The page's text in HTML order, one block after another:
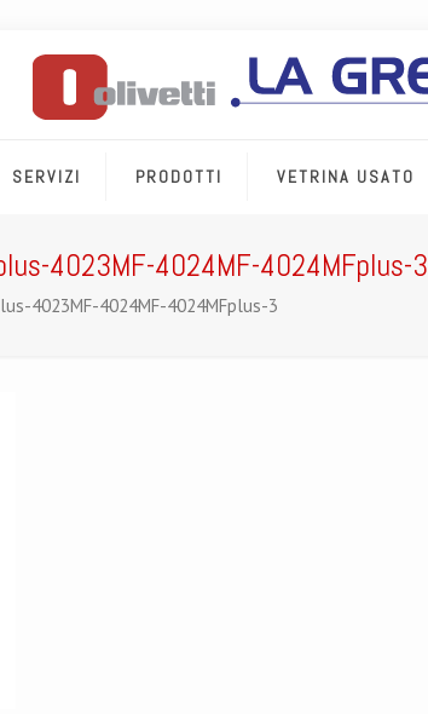
SERVIZI PRODOTTI VETRINA USATO
4023MF-4024MF-4024MFplus-3
4023MF-4024MF-4024MFplus-3